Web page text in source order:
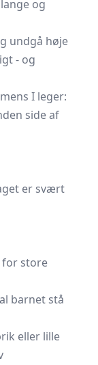
og
undgå høje
- og
I leger:
side af
er svært
for store
barnet stå
eller lille